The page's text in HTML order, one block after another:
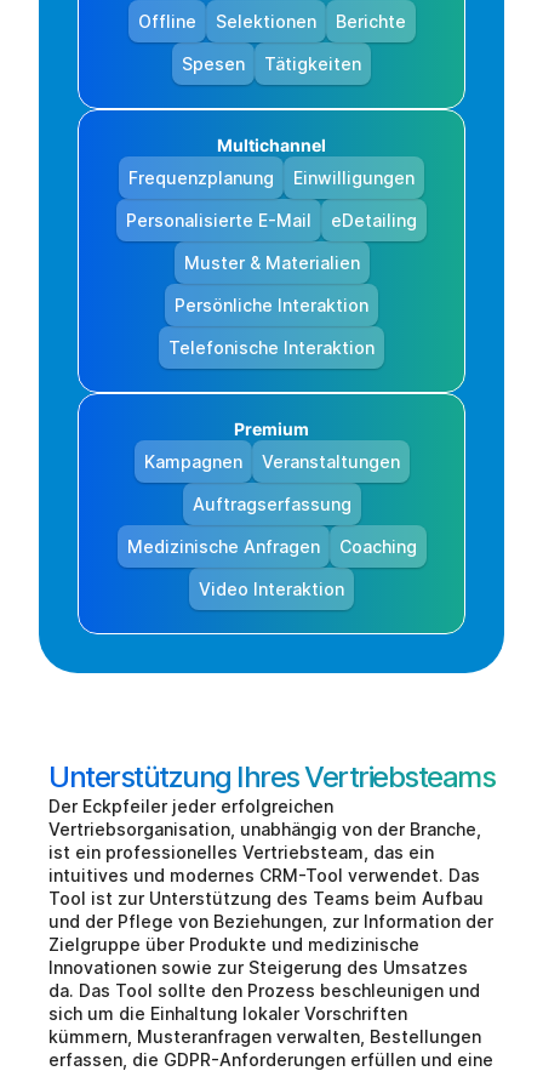
Offline
Selektionen Berichte
Spesen Tätigkeiten
Multichannel
Frequenzplanung
Einwilligungen
Personalisierte E-Mail eDetailing
Muster & Materialien
Persönliche Interaktion
Telefonische Interaktion
Premium
Kampagnen
Veranstaltungen
Auftragserfassung
Medizinische Anfragen Coaching
Video Interaktion
Unterstützung Ihres Vertriebsteams
Der Eckpfeiler jeder erfolgreichen
Vertriebsorganisation, unabhängig von der Branche,
ist ein professionelles Vertriebsteam, das ein
intuitives und modernes CRM-Tool verwendet. Das
Tool ist zur Unterstützung des Teams beim Aufbau
und der Pflege von Beziehungen, zur Information der
Zielgruppe über Produkte und medizinische
Innovationen sowie zur Steigerung des Umsatzes
da. Das Tool sollte den Prozess beschleunigen und
sich um die Einhaltung lokaler Vorschriften
kümmern, Musteranfragen verwalten, Bestellungen
erfassen, die GDPR-Anforderungen erfüllen und eine